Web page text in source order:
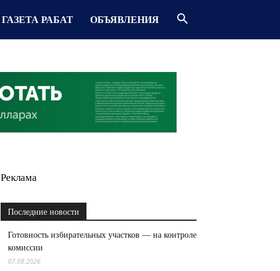
ГАЗЕТА РАБАТ ОБЪЯВЛЕНИЯ
Реклама
Последние новости
Готовность избирательных участков — на контроле
комиссии
07.08.2026